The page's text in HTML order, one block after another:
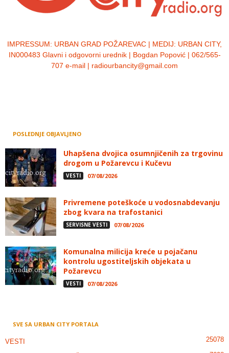
IMPRESSUM: URBAN GRAD POŽAREVAC | MEDIJ: URBAN CITY,
IN000483 Glavni i odgovorni urednik | Bogdan Popović | 062/565-
707 e-mail | radiourbancity@gmail.com
POSLEDNJE OBJAVLJENO
Uhapšena dvojica osumnjičenih za trgovinu
drogom u Požarevcu i Kučevu
VESTI 07/08/2026
Privremene poteškoće u vodosnabdevanju
zbog kvara na trafostanici
SERVISNE VESTI 07/08/2026
Komunalna milicija kreće u pojačanu
kontrolu ugostiteljskih objekata u
Požarevcu
VESTI 07/08/2026
SVE SA URBAN CITY PORTALA
VESTI
25078